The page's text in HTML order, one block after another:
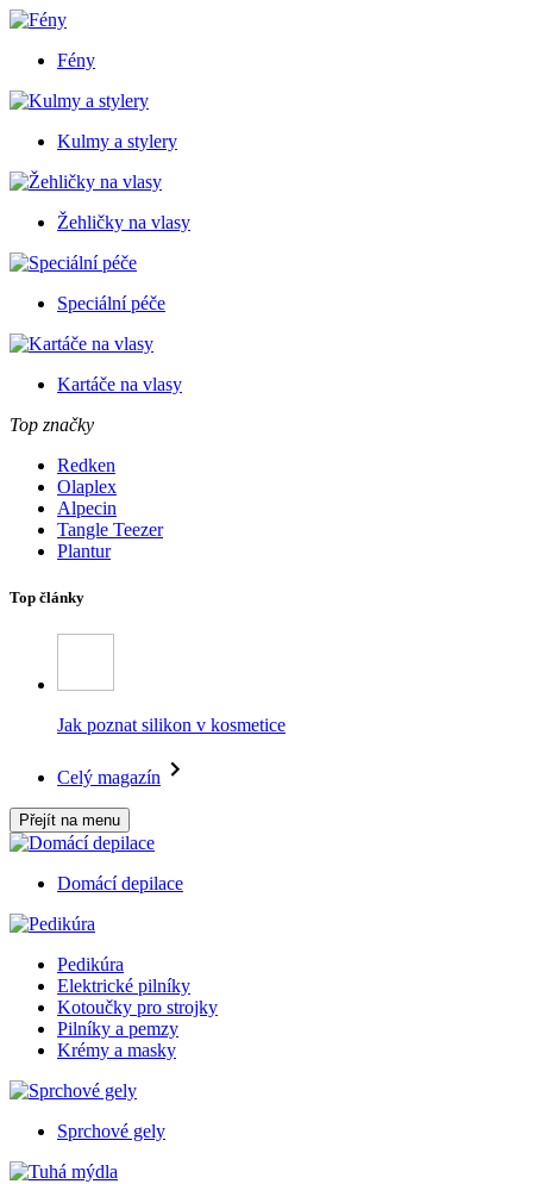
Fény
Kulmy a stylery
Žehličky na vlasy
Speciální péče
Kartáče na vlasy
Top značky
Redken
Olaplex
Alpecin
Tangle Teezer
Plantur
Top články
Jak poznat silikon v kosmetice
Celý magazín
Přejít na menu
Domácí depilace
Pedikúra
Elektrické pilníky
Kotoučky pro strojky
Pilníky a pemzy
Krémy a masky
Sprchové gely